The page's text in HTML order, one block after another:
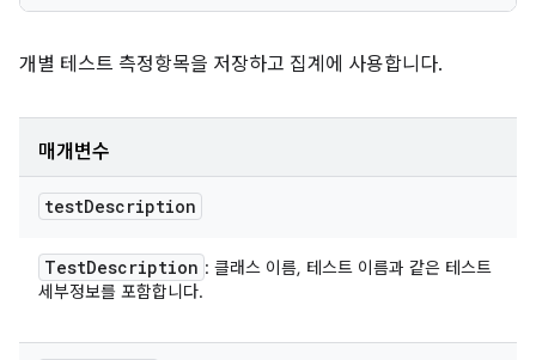
개별 테스트 측정항목을 저장하고 집계에 사용합니다.
매개변수
testDescription
TestDescription : 클래스 이름, 테스트 이름과 같은 테스트
세부정보를 포함합니다.